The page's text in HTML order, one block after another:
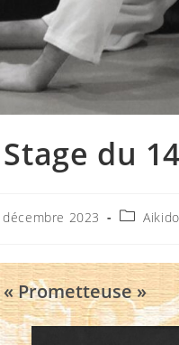
du
2023
PostAikido
Prometteuse »